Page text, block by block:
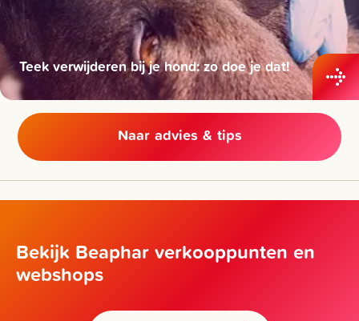
Teek verwijderen bij je hond: zo doe je dat!
Naar advies & tips
Bekijk Beaphar verkooppunten en
webshops